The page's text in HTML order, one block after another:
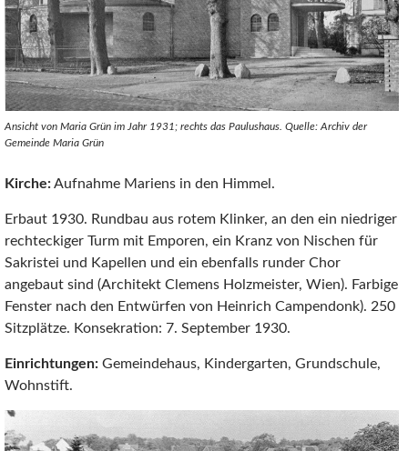
Ansicht von Maria Grün im Jahr 1931; rechts das Paulushaus. Quelle: Archiv der
Gemeinde Maria Grün
Kirche:Aufnahme Mariens in den Himmel.
Erbaut 1930. Rundbau aus rotem Klinker, an den ein niedriger
rechteckiger Turm mit Emporen, ein Kranz von Nischen für
Sakristei und Kapellen und ein ebenfalls runder Chor
angebaut sind (Architekt Clemens Holzmeister, Wien). Farbige
Fenster nach den Entwürfen von Heinrich Campendonk). 250
Sitzplätze. Konsekration: 7. September 1930.
Einrichtungen: Gemeindehaus, Kindergarten, Grundschule,
Wohnstift.